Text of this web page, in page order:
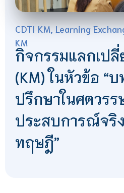
CDTI KM,Learning
KM
กิจกรรมแลกเปลี่
(KM) ในหัวข้อ “
ปรึกษาในศตวรร
ประสบการณ์จริ
ทฤษฎี”